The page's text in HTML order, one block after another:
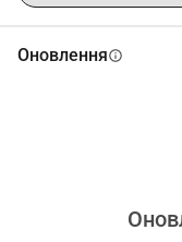
Оновленняinfo